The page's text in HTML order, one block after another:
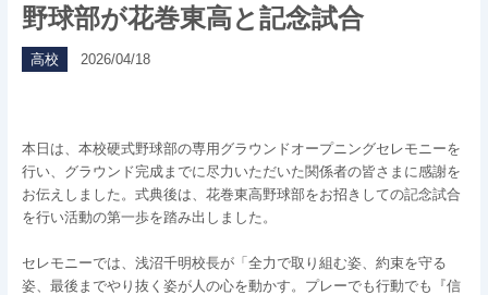
野球部が花巻東高と記念試合
高校 2026/04/18
本日は、本校硬式野球部の専用グラウンドオープニングセレモニーを
行い、グラウンド完成までに尽力いただいた関係者の皆さまに感謝を
お伝えしました。式典後は、花巻東高野球部をお招きしての記念試合
を行い活動の第一歩を踏み出しました。
セレモニーでは、浅沼千明校長が「全力で取り組む姿、約束を守る
姿、最後までやり抜く姿が人の心を動かす。プレーでも行動でも『信